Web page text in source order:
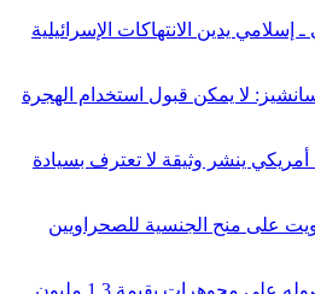
يدين الانتهاكات الإسرائيلية
لا يمكن قبول استخدام الهجرة
ينشر وثيقة لا تعترف بسيادة
على منح الجنسية للصحراويين